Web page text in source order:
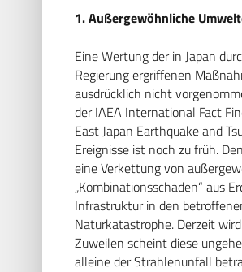
1. Außergewöhnliche
Eine Wertung der in Japan
Regierung ergriffenen
ausdrücklich nicht
der IAEA International Fact
East Japan Earthquake and
Ereignisse ist noch zu früh.
eine Verkettung von
„Kombinationsschaden“ aus
Infrastruktur in den
Naturkatastrophe. Derzeit
Zuweilen scheint diese
alleine der Strahlenunfall